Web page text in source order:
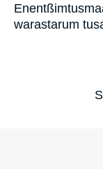
warastarum